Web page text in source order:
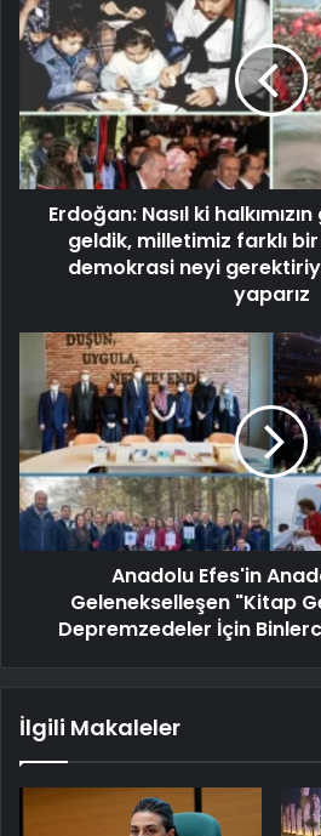
Erdoğan: Nasıl ki
geldik, milletimiz farklı
demokrasi neyi
yaparız
Anadolu Efes'in
Gelenekselleşen "Kitap
Depremzedeler İçin
İlgili Makaleler